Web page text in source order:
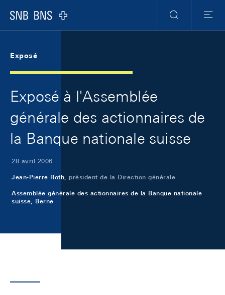
Logo
RechercheMenu
Exposé
Exposé à l'Assemblée
générale des actionnaires de
la Banque nationale suisse
28 avril 2006
Jean-Pierre Roth, président de la Direction générale
Assemblée générale des actionnaires de la Banque nationale
suisse, Berne